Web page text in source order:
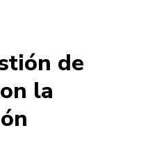
de
la